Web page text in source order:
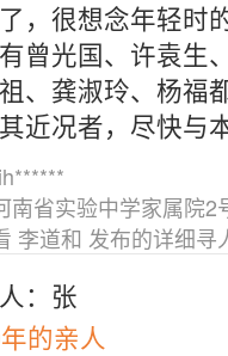
，很想念年轻时
曾光国、许袁生
、龚淑玲、杨福
近况者，尽快与
南省实验中学家属院2
李道和 发布的详细寻
：张
的亲人